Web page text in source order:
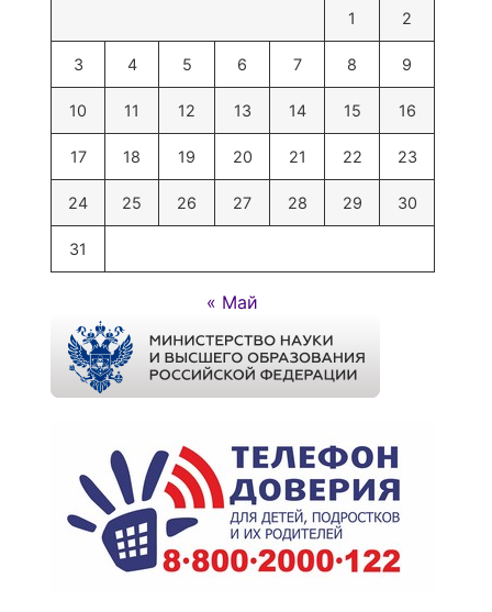
1 2
3 4 5 6 7 8 9
10 11 12 13 14 15 16
17 18 19 20 21 22 23
24 25 26 27 28 29 30
31
« Май